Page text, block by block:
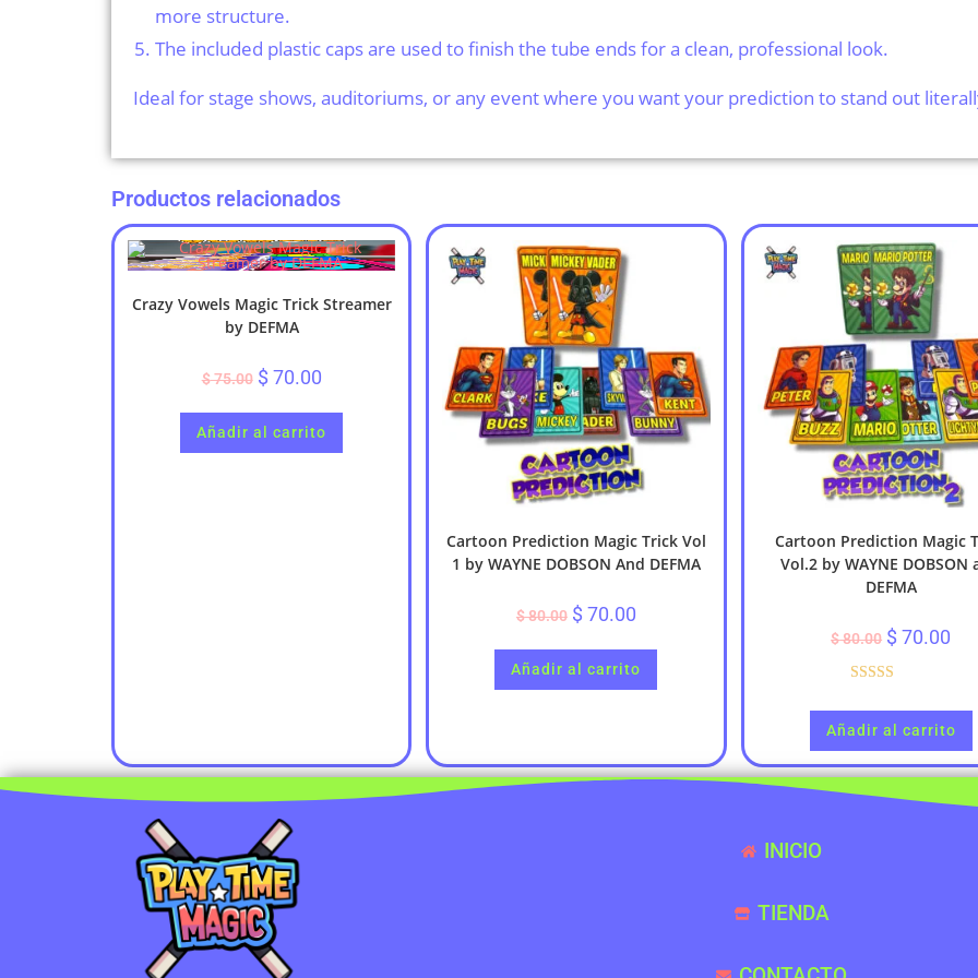
more structure.
The included plastic caps are used to finish the tube ends for a clean, professional look.
Ideal for stage shows, auditoriums, or any event where you want your prediction to stand out
Productos relacionados
Crazy Vowels Magic Trick Streamer
by DEFMA
$75.00 $ 70.00
Añadir al carrito
Cartoon Prediction Magic Trick Vol
1 by WAYNE DOBSON And DEFMA
$80.00 $ 70.00
Añadir al carrito
Cartoon Prediction Magic
Vol.2 by WAYNE DOBSON
DEFMA
$80.00 $ 70.00
Añadir al carrito
INICIO
TIENDA